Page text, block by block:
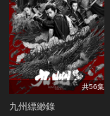
共56集
九州縹緲錄